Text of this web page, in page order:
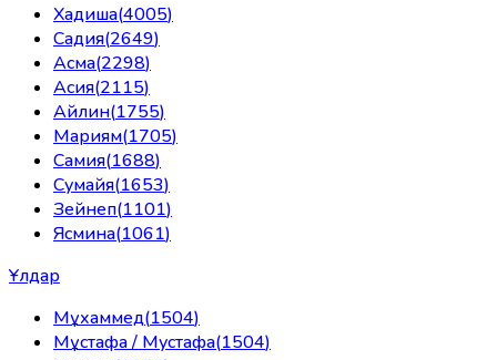
Хадиша(4005)
Садия(2649)
Асма(2298)
Асия(2115)
Айлин(1755)
Мариям(1705)
Самия(1688)
Сумайя(1653)
Зейнеп(1101)
Ясмина(1061)
Ұлдар
Мұхаммед(1504)
Мұстафа / Мустафа(1504)